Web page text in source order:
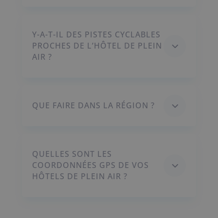
3
Y-A-T-IL DES PISTES CYCLABLES
PROCHES DE L’HÔTEL DE PLEIN
AIR ?
3
QUE FAIRE DANS LA RÉGION ?
3
QUELLES SONT LES
COORDONNÉES GPS DE VOS
HÔTELS DE PLEIN AIR ?